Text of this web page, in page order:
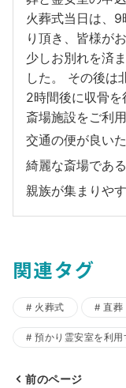
火葬式当日は、9
り頂き、皆様が
少しお別れを済
した。 その後は
2時間後に収骨
斎場施設をご利
交通の便が良い
綺麗な斎場であ
親族が集まりや
関連タグ
火葬式 直葬
預かり霊安室を利
前のページ